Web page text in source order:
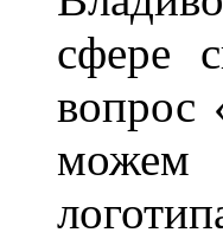
сфере
вопрос
можем